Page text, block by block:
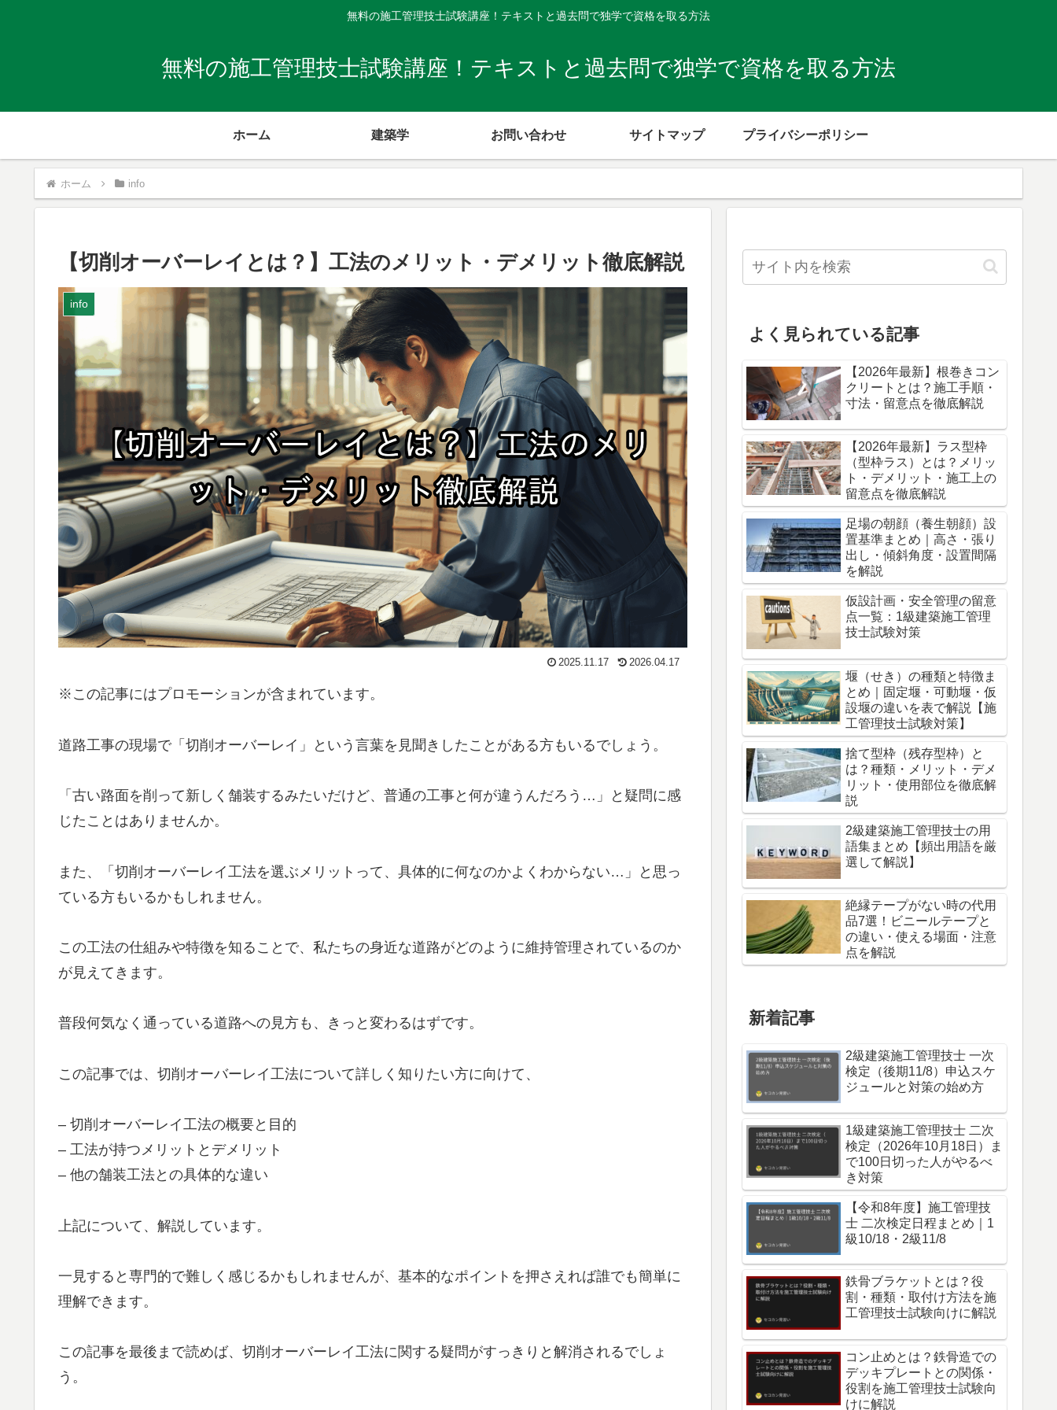
無料の施工管理技士試験講座！テキストと過去問で独学で資格を取る方法
無料の施工管理技士試験講座！テキストと過去問で独学で資格を取る方法
ホーム 建築学 お問い合わせ サイトマップ プライバシーポリシー
ホーム info
【切削オーバーレイとは？】工法のメリット・デメリット徹底解説
info
2025.11.17 2026.04.17
※この記事にはプロモーションが含まれています。
道路工事の現場で「切削オーバーレイ」という言葉を見聞きしたことがある方もいるでしょう。
「古い路面を削って新しく舗装するみたいだけど、普通の工事と何が違うんだろう…」と疑問に感
じたことはありませんか。
また、「切削オーバーレイ工法を選ぶメリットって、具体的に何なのかよくわからない…」と思っ
ている方もいるかもしれません。
この工法の仕組みや特徴を知ることで、私たちの身近な道路がどのように維持管理されているのか
が見えてきます。
普段何気なく通っている道路への見方も、きっと変わるはずです。
この記事では、切削オーバーレイ工法について詳しく知りたい方に向けて、
– 切削オーバーレイ工法の概要と目的
– 工法が持つメリットとデメリット
– 他の舗装工法との具体的な違い
上記について、解説しています。
一見すると専門的で難しく感じるかもしれませんが、基本的なポイントを押さえれば誰でも簡単に
理解できます。
この記事を最後まで読めば、切削オーバーレイ工法に関する疑問がすっきりと解消されるでしょ
う。
よく見られている記事
【2026年最新】根巻きコン
クリートとは？施工手順・
寸法・留意点を徹底解説
【2026年最新】ラス型枠
（型枠ラス）とは？メリッ
ト・デメリット・施工上の
留意点を徹底解説
足場の朝顔（養生朝顔）設
置基準まとめ｜高さ・張り
出し・傾斜角度・設置間隔
を解説
仮設計画・安全管理の留意
点一覧：1級建築施工管理
技士試験対策
堰（せき）の種類と特徴ま
とめ｜固定堰・可動堰・仮
設堰の違いを表で解説【施
工管理技士試験対策】
捨て型枠（残存型枠）と
は？種類・メリット・デメ
リット・使用部位を徹底解
説
2級建築施工管理技士の用
語集まとめ【頻出用語を厳
選して解説】
絶縁テープがない時の代用
品7選！ビニールテープと
の違い・使える場面・注意
点を解説
新着記事
2級建築施工管理技士 一次
検定（後期11/8）申込スケ
ジュールと対策の始め方
1級建築施工管理技士 二次
検定（2026年10月18日）ま
で100日切った人がやるべ
き対策
【令和8年度】施工管理技
士 二次検定日程まとめ｜1
級10/18・2級11/8
鉄骨ブラケットとは？役
割・種類・取付け方法を施
工管理技士試験向けに解説
コン止めとは？鉄骨造での
デッキプレートとの関係・
役割を施工管理技士試験向
けに解説